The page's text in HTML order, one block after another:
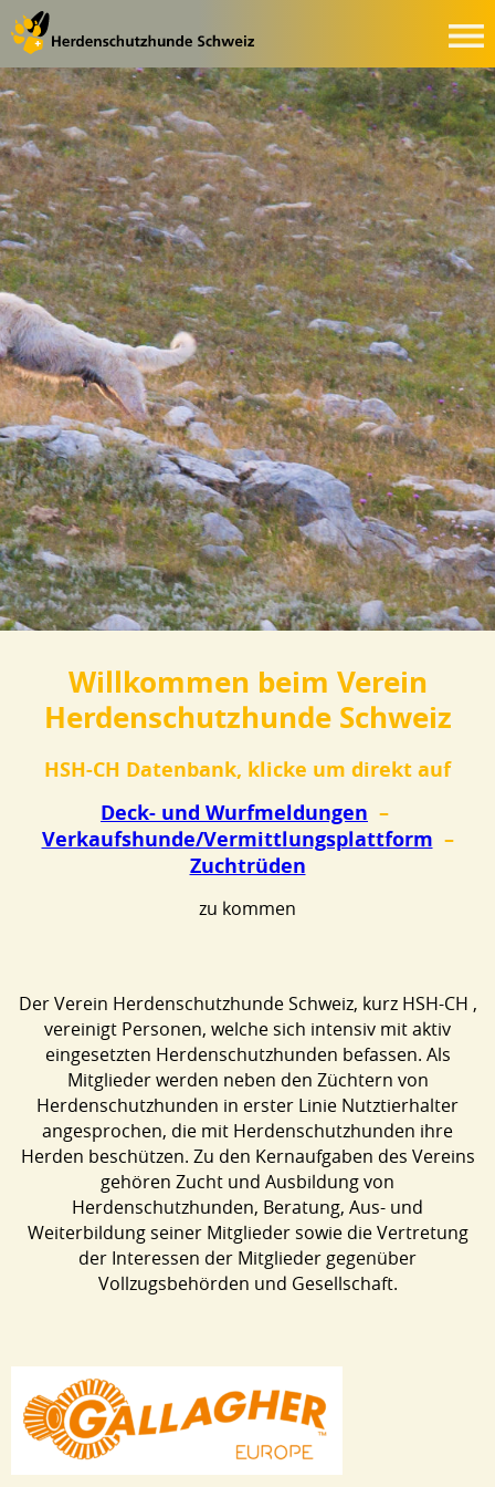
Willkommen beim Verein
Herdenschutzhunde Schweiz
HSH-CH Datenbank, klicke um direkt auf
Deck- und Wurfmeldungen –
Verkaufshunde/Vermittlungsplattform –
Zuchtrüden
zu kommen
Der Verein Herdenschutzhunde Schweiz, kurz HSH-CH ,
vereinigt Personen, welche sich intensiv mit aktiv
eingesetzten Herdenschutzhunden befassen. Als
Mitglieder werden neben den Züchtern von
Herdenschutzhunden in erster Linie Nutztierhalter
angesprochen, die mit Herdenschutzhunden ihre
Herden beschützen. Zu den Kernaufgaben des Vereins
gehören Zucht und Ausbildung von
Herdenschutzhunden, Beratung, Aus- und
Weiterbildung seiner Mitglieder sowie die Vertretung
der Interessen der Mitglieder gegenüber
Vollzugsbehörden und Gesellschaft.